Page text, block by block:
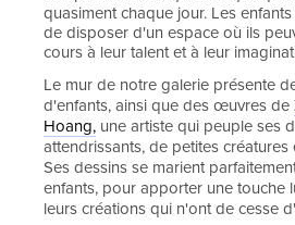
quasiment chaque jour. Les
de disposer d'un espace où ils
cours à leur talent et à leur
Le mur de notre galerie présente
d'enfants, ainsi que des œuvres de
Hoang, une artiste qui peuple ses
attendrissants, de petites
Ses dessins se marient
enfants, pour apporter une touche
leurs créations qui n'ont de cesse